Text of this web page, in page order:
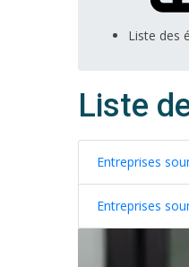
Liste des
Liste
Entreprises
Entreprises